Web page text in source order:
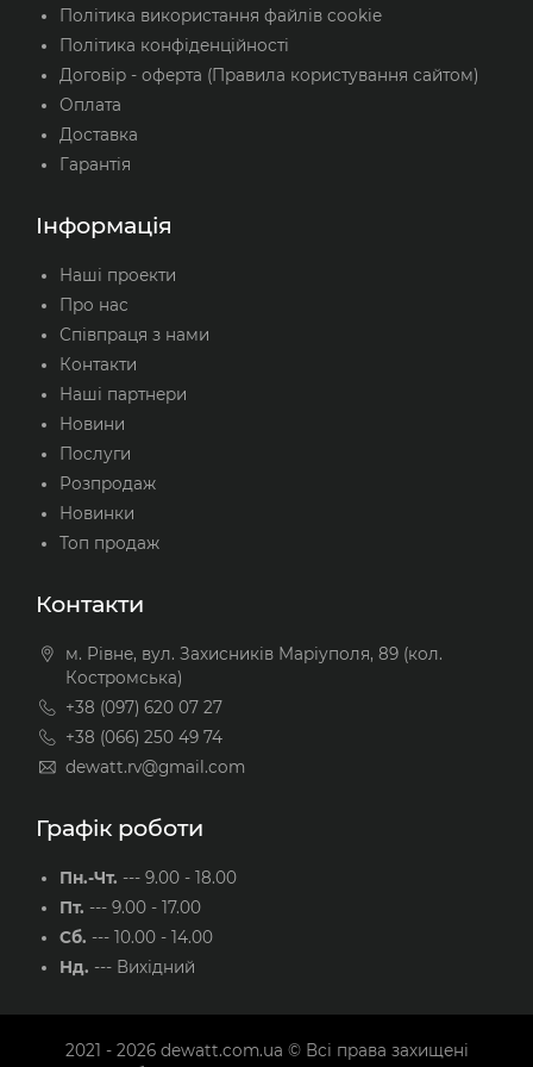
Політика використання файлів cookie
Політика конфіденційності
Договір - оферта (Правила користування сайтом)
Оплата
Доставка
Гарантія
Інформація
Наші проекти
Про нас
Співпраця з нами
Контакти
Наші партнери
Новини
Послуги
Розпродаж
Новинки
Топ продаж
Контакти
м. Рівне, вул. Захисників Маріуполя, 89 (кол.
Костромська)
+38 (097) 620 07 27
+38 (066) 250 49 74
dewatt.rv@gmail.com
Графік роботи
Пн.-Чт. --- 9.00 - 18.00
Пт. --- 9.00 - 17.00
Сб. --- 10.00 - 14.00
Нд. --- Вихідний
2021 - 2026 dewatt.com.ua © Всі права захищені